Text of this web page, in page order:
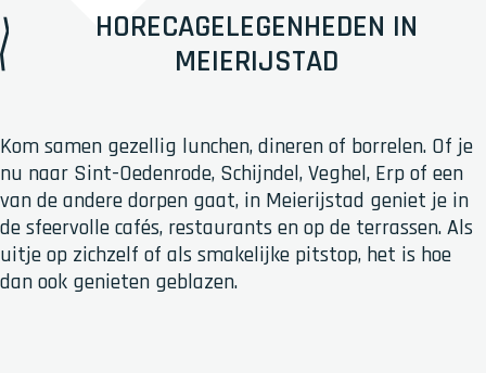
HORECAGELEGENHEDEN IN
MEIERIJSTAD
Kom samen gezellig lunchen, dineren of borrelen. Of je
nu naar Sint-Oedenrode, Schijndel, Veghel, Erp of een
van de andere dorpen gaat, in Meierijstad geniet je in
de sfeervolle cafés, restaurants en op de terrassen. Als
uitje op zichzelf of als smakelijke pitstop, het is hoe
dan ook genieten geblazen.